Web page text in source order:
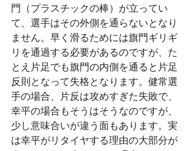
門（プラスチックの棒）が立ってい
て、選手はその外側を通らないとなり
ません。早く滑るためには旗門ギリギ
リを通過する必要があるのですが、た
とえ片足でも旗門の内側を通ると片足
反則となって失格となります。健常選
手の場合、片反は攻めすぎた失敗で、
幸平の場合もそうはそうなのですが、
少し意味合いが違う面もあります。実
は幸平がリタイヤする理由の大部分が